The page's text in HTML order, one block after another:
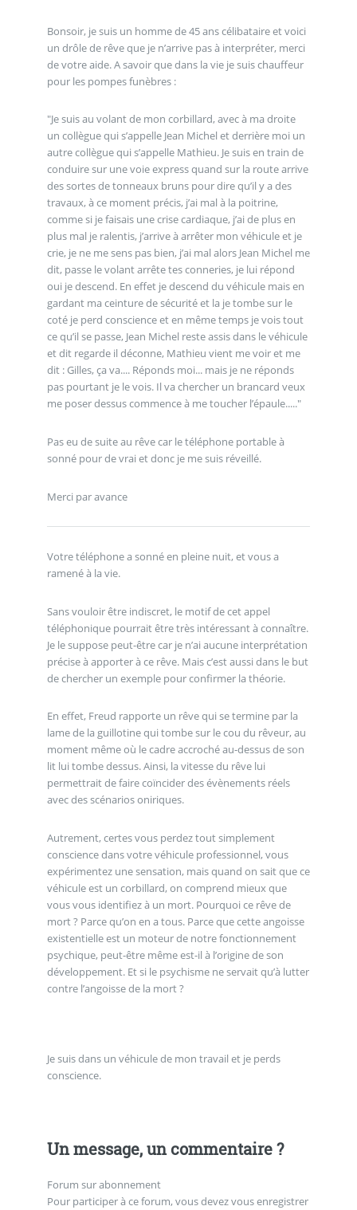
Bonsoir, je suis un homme de 45 ans célibataire et voici
un drôle de rêve que je n’arrive pas à interpréter, merci
de votre aide. A savoir que dans la vie je suis chauffeur
pour les pompes funèbres :
"Je suis au volant de mon corbillard, avec à ma droite
un collègue qui s’appelle Jean Michel et derrière moi un
autre collègue qui s’appelle Mathieu. Je suis en train de
conduire sur une voie express quand sur la route arrive
des sortes de tonneaux bruns pour dire qu’il y a des
travaux, à ce moment précis, j’ai mal à la poitrine,
comme si je faisais une crise cardiaque, j’ai de plus en
plus mal je ralentis, j’arrive à arrêter mon véhicule et je
crie, je ne me sens pas bien, j’ai mal alors Jean Michel me
dit, passe le volant arrête tes conneries, je lui répond
oui je descend. En effet je descend du véhicule mais en
gardant ma ceinture de sécurité et la je tombe sur le
coté je perd conscience et en même temps je vois tout
ce qu’il se passe, Jean Michel reste assis dans le véhicule
et dit regarde il déconne, Mathieu vient me voir et me
dit : Gilles, ça va.... Réponds moi... mais je ne réponds
pas pourtant je le vois. Il va chercher un brancard veux
me poser dessus commence à me toucher l’épaule....."
Pas eu de suite au rêve car le téléphone portable à
sonné pour de vrai et donc je me suis réveillé.
Merci par avance
Votre téléphone a sonné en pleine nuit, et vous a
ramené à la vie.
Sans vouloir être indiscret, le motif de cet appel
téléphonique pourrait être très intéressant à connaître.
Je le suppose peut-être car je n’ai aucune interprétation
précise à apporter à ce rêve. Mais c’est aussi dans le but
de chercher un exemple pour confirmer la théorie.
En effet, Freud rapporte un rêve qui se termine par la
lame de la guillotine qui tombe sur le cou du rêveur, au
moment même où le cadre accroché au-dessus de son
lit lui tombe dessus. Ainsi, la vitesse du rêve lui
permettrait de faire coïncider des évènements réels
avec des scénarios oniriques.
Autrement, certes vous perdez tout simplement
conscience dans votre véhicule professionnel, vous
expérimentez une sensation, mais quand on sait que ce
véhicule est un corbillard, on comprend mieux que
vous vous identifiez à un mort. Pourquoi ce rêve de
mort ? Parce qu’on en a tous. Parce que cette angoisse
existentielle est un moteur de notre fonctionnement
psychique, peut-être même est-il à l’origine de son
développement. Et si le psychisme ne servait qu’à lutter
contre l’angoisse de la mort ?
Je suis dans un véhicule de mon travail et je perds
conscience.
Un message, un commentaire ?
Forum sur abonnement
Pour participer à ce forum, vous devez vous enregistrer